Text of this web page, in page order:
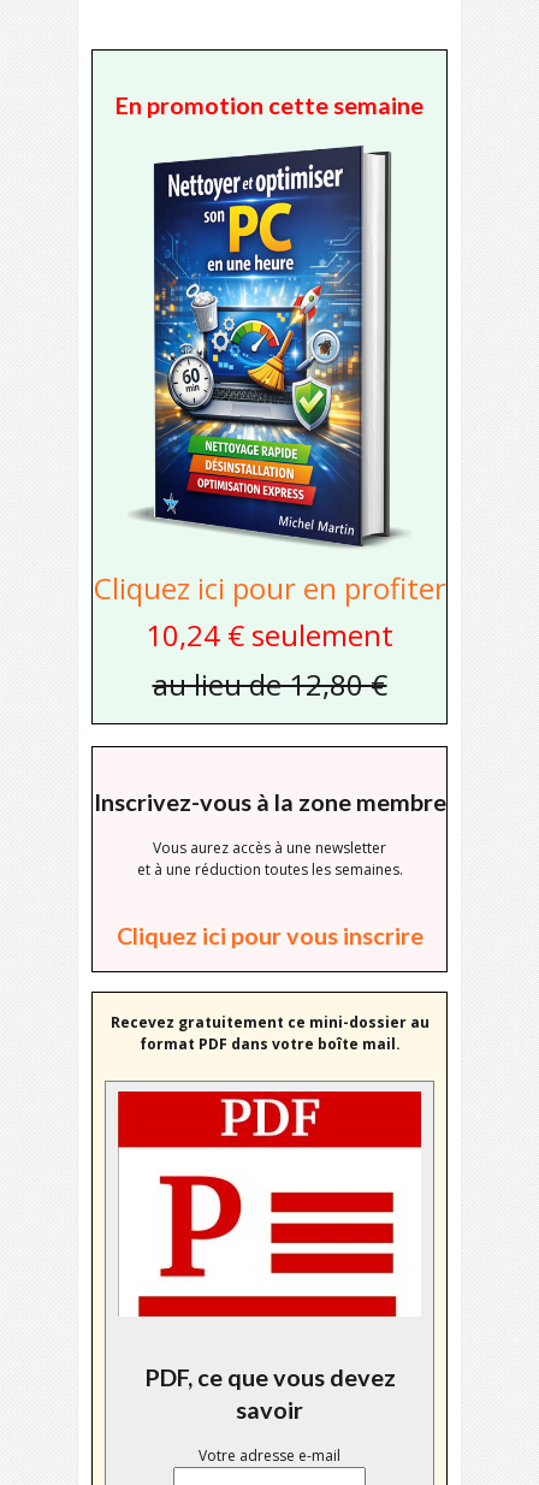
En promotion cette semaine
Cliquez ici pour en profiter
10,24 € seulement
au lieu de 12,80 €
Inscrivez-vous à la zone membre
Vous aurez accès à une newsletter
et à une réduction toutes les semaines.
Cliquez ici pour vous inscrire
Recevez gratuitement ce mini-dossier au
format PDF dans votre boîte mail.
PDF, ce que vous devez
savoir
Votre adresse e-mail